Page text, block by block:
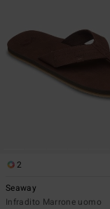
2
Seaway
Infradito Marrone uomo